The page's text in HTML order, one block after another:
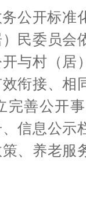
开标准
民委员会
与村（居
衔接、相
完善公开
信息公示
、养老服